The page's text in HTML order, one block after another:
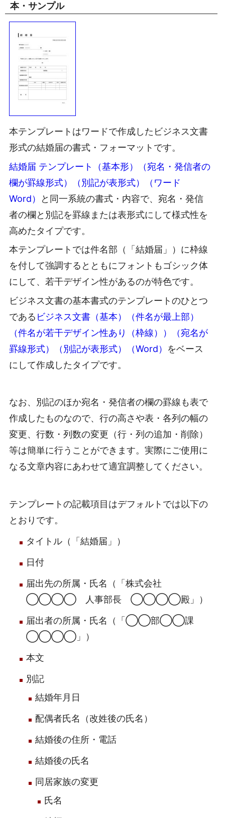
本・サンプル
本テンプレートはワードで作成したビジネス文書
形式の結婚届の書式・フォーマットです。
結婚届 テンプレート（基本形）（宛名・発信者の
欄が罫線形式）（別記が表形式）（ワード
Word）
と同一系統の書式・内容で、宛名・発信
者の欄と別記を罫線または表形式にして様式性を
高めたタイプです。
本テンプレートでは件名部（「結婚届」）に枠線
を付して強調するとともにフォントもゴシック体
にして、若干デザイン性があるのが特色です。
ビジネス文書の基本書式のテンプレートのひとつ
である ビジネス文書（基本）（件名が最上部）
（件名が若干デザイン性あり（枠線））（宛名が
罫線形式）（別記が表形式）（Word） をベース
にして作成したタイプです。
なお、別記のほか宛名・発信者の欄の罫線も表で
作成したものなので、行の高さや表・各列の幅の
変更、行数・列数の変更（行・列の追加・削除）
等は簡単に行うことができます。実際にご使用に
なる文章内容にあわせて適宜調整してください。
テンプレートの記載項目はデフォルトでは以下の
とおりです。
タイトル（「結婚届」）
日付
届出先の所属・氏名（「株式会社
◯◯◯◯ 人事部長 ◯◯◯◯殿」）
届出者の所属・氏名（「◯◯部◯◯課
◯◯◯◯」）
本文
別記
結婚年月日
配偶者氏名（改姓後の氏名）
結婚後の住所・電話
結婚後の氏名
同居家族の変更
氏名